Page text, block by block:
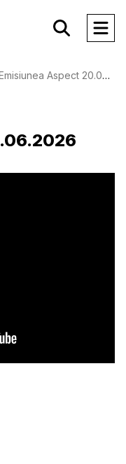
Aspect 20.06.2026